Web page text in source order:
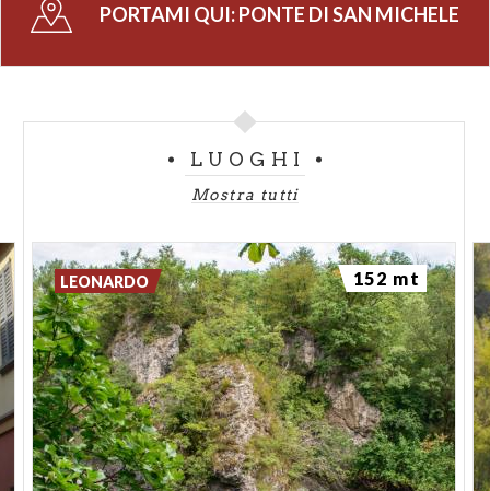
PORTAMI QUI:PONTE DI SAN MICHELE
LUOGHI
Mostra tutti
LEONARDO 152 mt